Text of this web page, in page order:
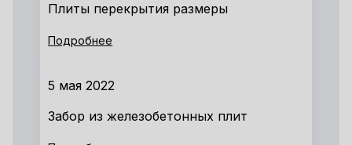
Плиты перекрытия размеры
Подробнее
5 мая 2022
Забор из железобетонных плит